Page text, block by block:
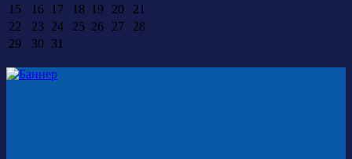
15
16 17 18 19 20
21
22
23 24 25 26 27
28
29
30 31